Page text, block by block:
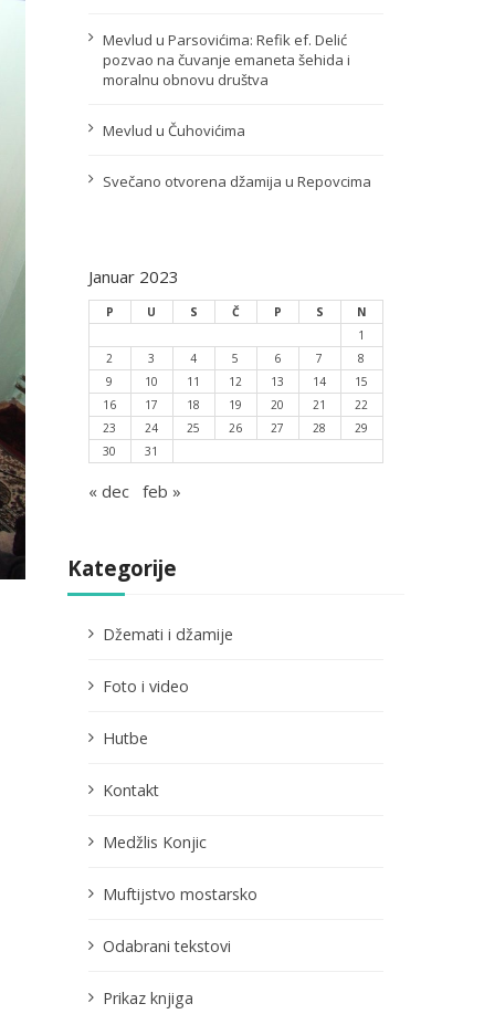
Mevlud u Parsovićima: Refik ef. Delić
pozvao na čuvanje emaneta šehida i
moralnu obnovu društva
Mevlud u Čuhovićima
Svečano otvorena džamija u Repovcima
Januar 2023
P U S Č P S
N
1
2
3 4 5 6 7
8
9
10 11 12 13 14
15
16
17 18 19 20 21
22
23
24 25 26 27 28
29
30
31
« dec feb »
Kategorije
Džemati i džamije
Foto i video
Hutbe
Kontakt
Medžlis Konjic
Muftijstvo mostarsko
Odabrani tekstovi
Prikaz knjiga